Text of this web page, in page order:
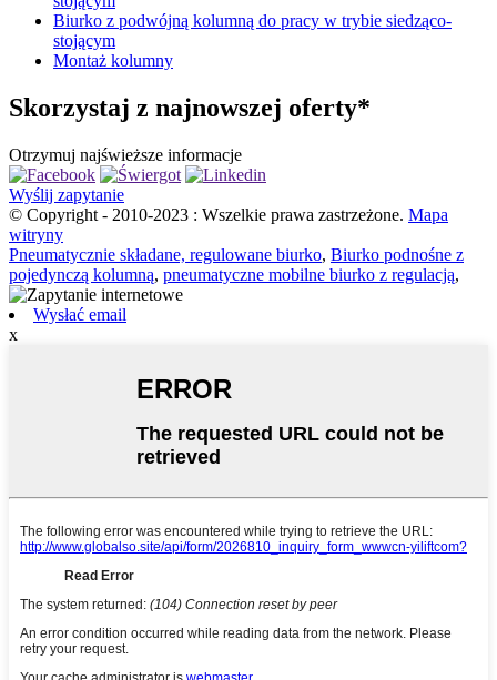
Biurko z podwójną kolumną do pracy w trybie siedząco-
stojącym
Montaż kolumny
Skorzystaj z najnowszej oferty*
Otrzymuj najświeższe informacje
Wyślij zapytanie
© Copyright - 2010-2023 : Wszelkie prawa zastrzeżone. Mapa
witryny
Pneumatycznie składane, regulowane biurko, Biurko podnośne z
pojedynczą kolumną, pneumatyczne mobilne biurko z regulacją,
Wysłać email
x